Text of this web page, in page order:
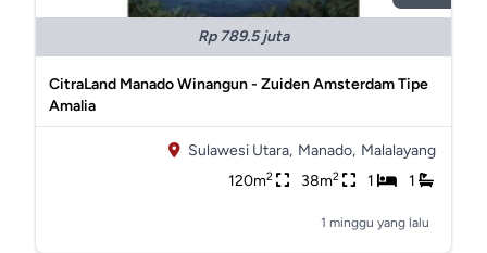
Rp 789.5 juta
CitraLand Manado Winangun - Zuiden Amsterdam Tipe
Amalia
Sulawesi Utara, Manado, Malalayang
120m2 38m2 1 1
1 minggu yang lalu